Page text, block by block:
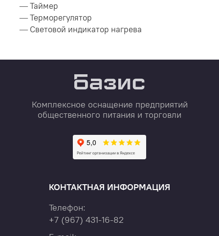
— Таймер
— Терморегулятор
— Световой индикатор нагрева
Комплексное оснащение предприятий
общественного питания и торговли
КОНТАКТНАЯ ИНФОРМАЦИЯ
Телефон:
+7 (967) 431-16-82